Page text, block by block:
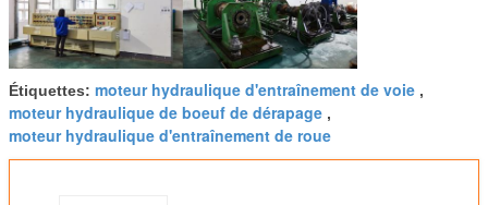
Étiquettes: moteur hydraulique d'entraînement de voie ,
moteur hydraulique de boeuf de dérapage ,
moteur hydraulique d'entraînement de roue